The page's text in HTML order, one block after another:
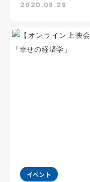
2020.09.29
イベント